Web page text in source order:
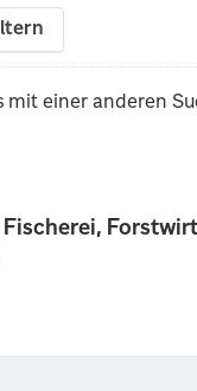
mit einer anderen